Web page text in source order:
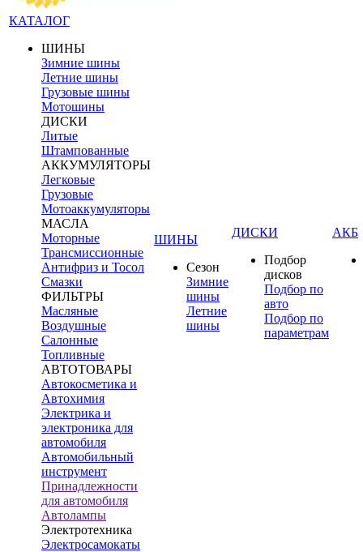
КАТАЛОГ
ШИНЫ
Зимние шины
Летние шины
Грузовые шины
Мотошины
ДИСКИ
Литые
Штампованные
АККУМУЛЯТОРЫ
Легковые
Грузовые
Мотоаккумуляторы
МАСЛА
Моторные
Трансмиссионные
Антифриз и Тосол
Смазки
ФИЛЬТРЫ
Масляные
Воздушные
Салонные
Топливные
АВТОТОВАРЫ
Автокосметика и
Автохимия
Электрика и
электроника для
автомобиля
Автомобильный
инструмент
Принадлежности
для автомобиля
Автолампы
Электротехника
Электросамокаты
ШИНЫ
Сезон
Зимние
шины
Летние
шины
ДИСКИ
Подбор
дисков
Подбор по
авто
Подбор по
параметрам
АКБ